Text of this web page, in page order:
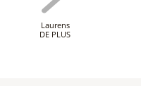
Laurens
DE PLUS